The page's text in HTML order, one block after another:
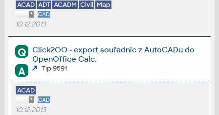
ACAD ADT ACADM Civil Map
* CAD
10.12.2013
Q
Click2OO - export souřadnic z AutoCADu do
OpenOffice Calc.
A Tip 9591
ACAD
* CAD
10.12.2013